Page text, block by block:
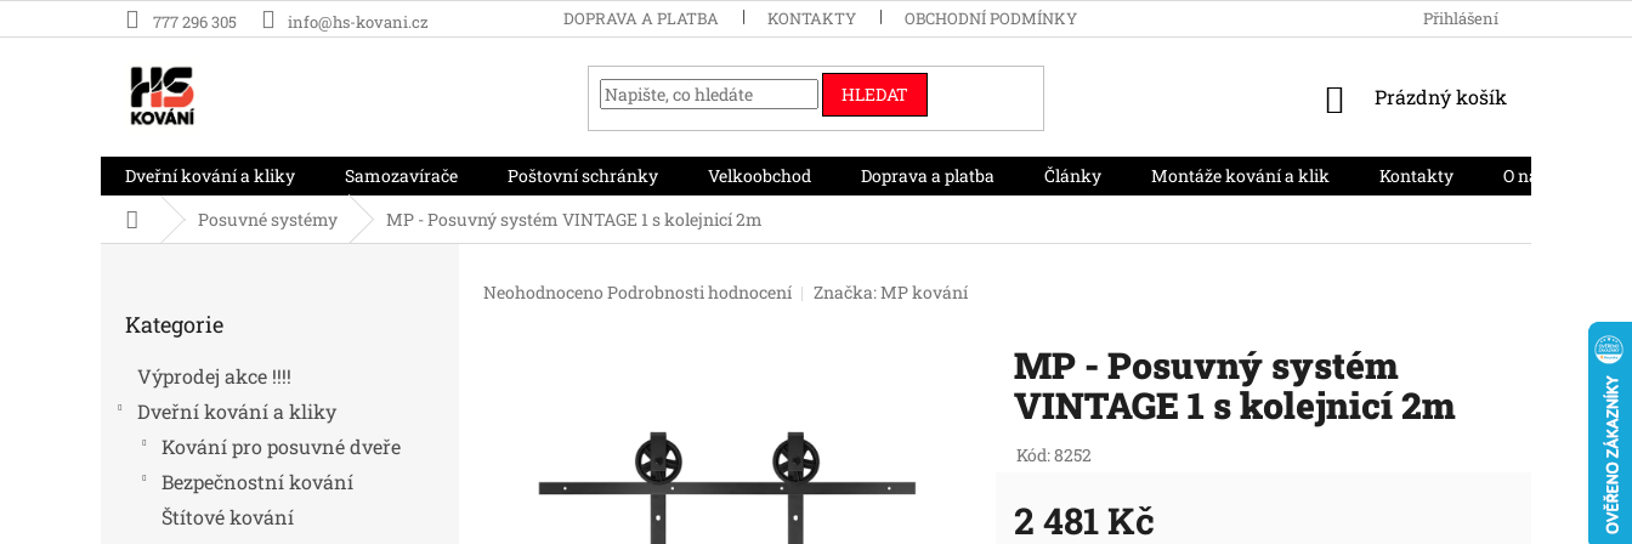
na
777 296 305 info@hs-kovani.cz DOPRAVA A PLATBA KONTAKTY OBCHODNÍ PODMÍNKY PODMÍNKY OCHRANY OSOBNÍCH
Přihlášení
HLEDAT
NÁKUPNÍ
Prázdný košík
Dveřní kování a kliky Samozavírače Poštovní schránky Velkoobchod Doprava a platba Články Montáže kování a klik Kontakty O nás
Domů Posuvné systémy MP - Posuvný systém VINTAGE 1 s kolejnicí 2m
kategorie
Kategorie
Výprodej akce !!!!
Dveřní kování a kliky
Kování pro posuvné dveře
Bezpečnostní kování
Štítové kování
Průměrné
Neohodnoceno Podrobnosti hodnocení Značka:MP kování
MP - Posuvný systém
VINTAGE 1 s kolejnicí 2m
Kód:8252
2 481 Kč